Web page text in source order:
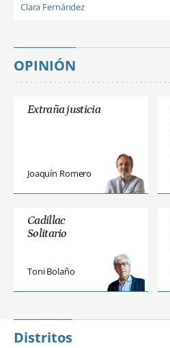
Clara Fernández
OPINIÓN
Extraña justicia
Joaquín Romero
Cadillac
Solitario
Toni Bolaño
Distritos